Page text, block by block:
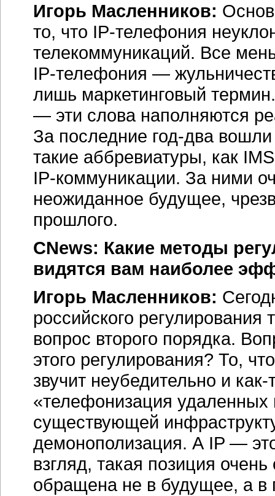
Игорь Масленников:
то, что IP-телефония
телекоммуникаций. Все
IP-телефония —
лишь маркетинговый
— эти слова наполняются
За последние год-двавошли
такие аббревиатуры, как
IP-коммуникации. За ними
неожиданное будущее,
прошлого.
CNews: Какие методы
видятся вам наиболее
Игорь Масленников:
российского
вопрос второго порядка.
этого регулирования? То,
звучит неубедительно и как-
«телефонизация удаленных
существующей
демонополизация. А IP —
взгляд, такая позиция
обращена не в будущее, а в